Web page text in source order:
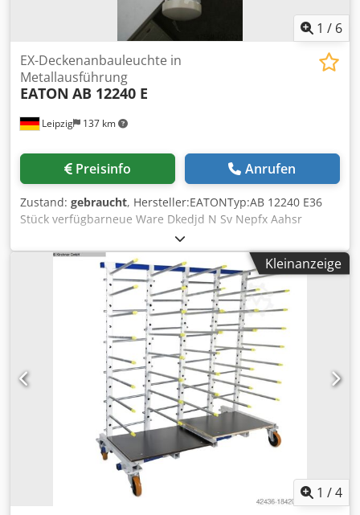
1 / 6
Leipzig 137 km
EX-Deckenanbauleuchte in
Metallausführung
EATON AB 12240 E
Preisinfo Anrufen
Zustand: gebraucht, Hersteller:EATONTyp:AB 12240 E36
Stück verfügbarneue Ware Dkedjd N Sv Nepfx Aahsr
Kleinanzeige
1 /4